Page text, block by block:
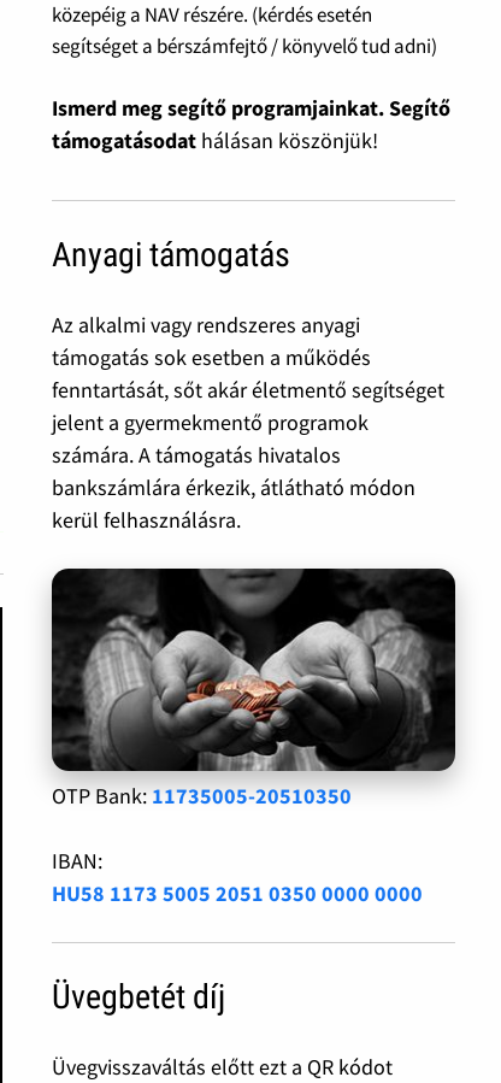
közepéig a NAV részére. (kérdés esetén
segítséget a bérszámfejtő / könyvelő tud adni)
Ismerd meg segítő programjainkat. Segítő
támogatásodat hálásan köszönjük!
Anyagi támogatás
Az alkalmi vagy rendszeres anyagi
támogatás sok esetben a működés
fenntartását, sőt akár életmentő segítséget
jelent a gyermekmentő programok
számára. A támogatás hivatalos
bankszámlára érkezik, átlátható módon
kerül felhasználásra.
OTP Bank: 11735005-20510350
IBAN:
HU58 1173 5005 2051 0350 0000 0000
Üvegbetét díj
Üvegvisszaváltás előtt ezt a QR kódot